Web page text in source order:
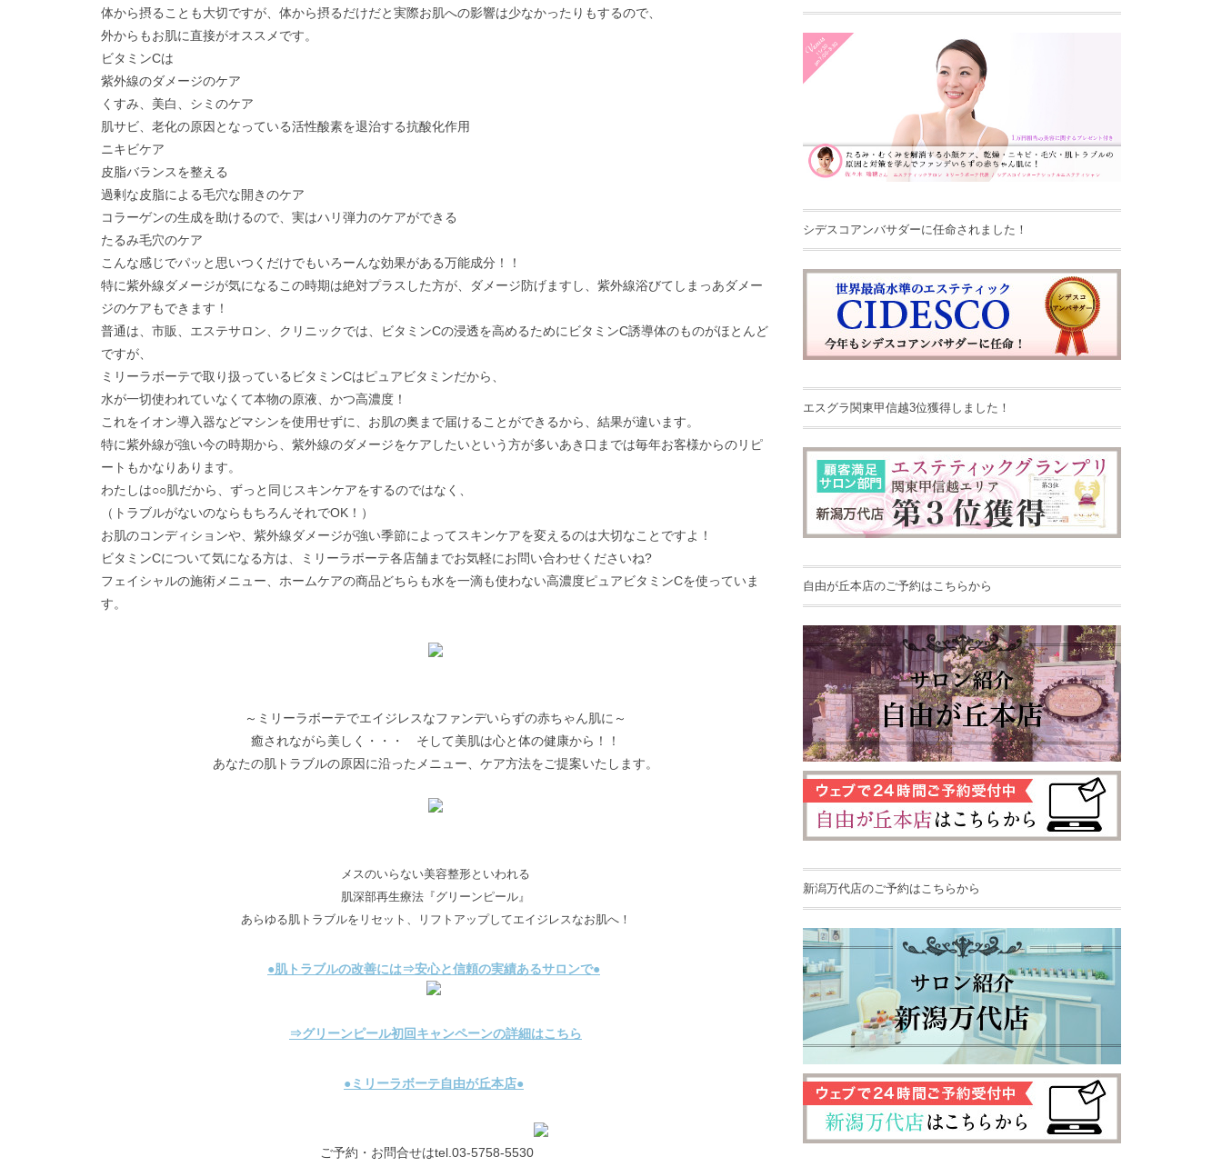
体から摂ることも大切ですが、体から摂るだけだと実際お肌への影響は少なかったりもするので、
外からもお肌に直接がオススメです。
ビタミンCは
紫外線のダメージのケア
くすみ、美白、シミのケア
肌サビ、老化の原因となっている活性酸素を退治する抗酸化作用
ニキビケア
皮脂バランスを整える
過剰な皮脂による毛穴な開きのケア
コラーゲンの生成を助けるので、実はハリ弾力のケアができる
たるみ毛穴のケア
こんな感じでパッと思いつくだけでもいろーんな効果がある万能成分！！
特に紫外線ダメージが気になるこの時期は絶対プラスした方が、ダメージ防げますし、紫外線浴びてしまっあダメー
ジのケアもできます！
普通は、市販、エステサロン、クリニックでは、ビタミンCの浸透を高めるためにビタミンC誘導体のものがほとんど
ですが、
ミリーラボーテで取り扱っているビタミンCはピュアビタミンだから、
水が一切使われていなくて本物の原液、かつ高濃度！
これをイオン導入器などマシンを使用せずに、お肌の奥まで届けることができるから、結果が違います。
特に紫外線が強い今の時期から、紫外線のダメージをケアしたいという方が多いあき口までは毎年お客様からのリピ
ートもかなりあります。
わたしは○○肌だから、ずっと同じスキンケアをするのではなく、
（トラブルがないのならもちろんそれでOK！）
お肌のコンディションや、紫外線ダメージが強い季節によってスキンケアを変えるのは大切なことですよ！
ビタミンCについて気になる方は、ミリーラボーテ各店舗までお気軽にお問い合わせくださいね?
フェイシャルの施術メニュー、ホームケアの商品どちらも水を一滴も使わない高濃度ピュアビタミンCを使っていま
す。
～ミリーラボーテでエイジレスなファンデいらずの赤ちゃん肌に～
癒されながら美しく・・・ そして美肌は心と体の健康から！！
あなたの肌トラブルの原因に沿ったメニュー、ケア方法をご提案いたします。
メスのいらない美容整形といわれる
肌深部再生療法『グリーンピール』
あらゆる肌トラブルをリセット、リフトアップしてエイジレスなお肌へ！
●肌トラブルの改善には⇒安心と信頼の実績あるサロンで●
⇒グリーンピール初回キャンペーンの詳細はこちら
●ミリーラボーテ自由が丘本店●
ご予約・お問合せはtel.03-5758-5530
シデスコアンバサダーに任命されました！
エスグラ関東甲信越3位獲得しました！
自由が丘本店のご予約はこちらから
新潟万代店のご予約はこちらから